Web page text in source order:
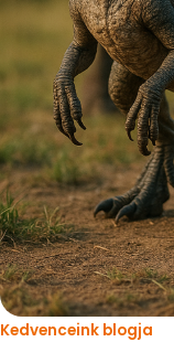
Kedvenceink blogja